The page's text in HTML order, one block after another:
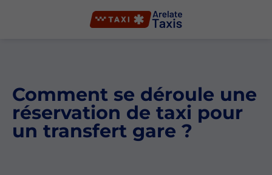
Comment se déroule une
réservation de taxi pour
un transfert gare ?